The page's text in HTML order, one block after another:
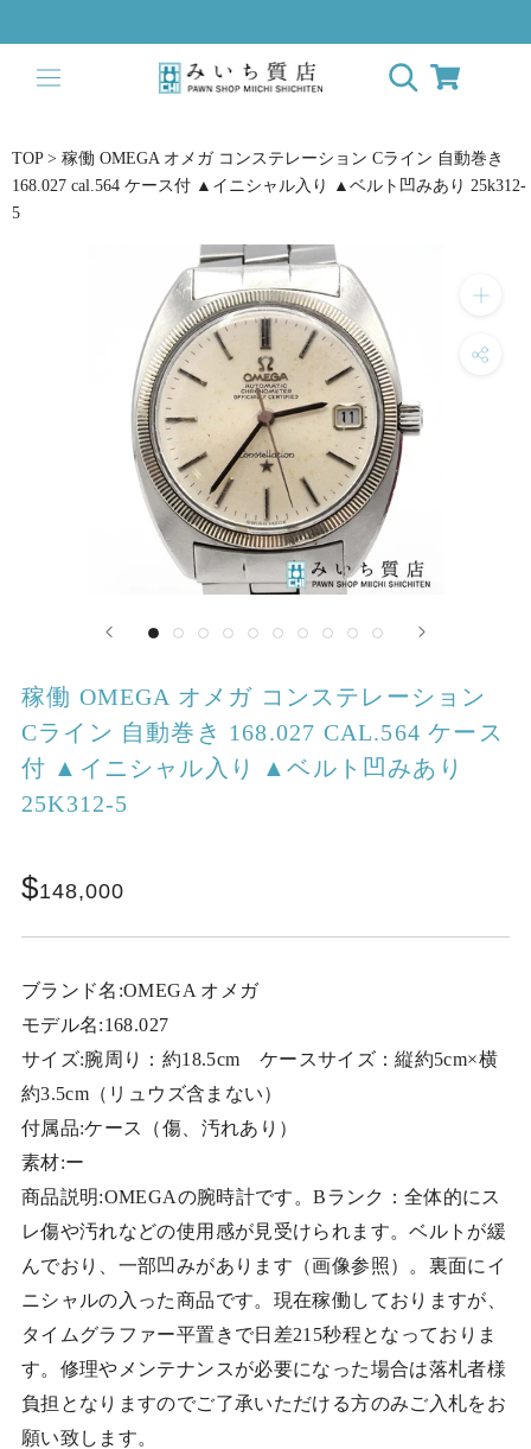
to
content
TOP > 稼働 OMEGA オメガ コンステレーション Cライン 自動巻き
168.027 cal.564 ケース付 ▲イニシャル入り ▲ベルト凹みあり 25k312-
5
稼働 OMEGA オメガ コンステレーション
Cライン 自動巻き 168.027 CAL.564 ケース
付 ▲イニシャル入り ▲ベルト凹みあり
25K312-5
148,000
ブランド名:OMEGA オメガ
モデル名:168.027
サイズ:腕周り：約18.5cm ケースサイズ：縦約5cm×横
約3.5cm（リュウズ含まない）
付属品:ケース（傷、汚れあり）
素材:ー
商品説明:OMEGAの腕時計です。Bランク：全体的にス
レ傷や汚れなどの使用感が見受けられます。ベルトが緩
んでおり、一部凹みがあります（画像参照）。裏面にイ
ニシャルの入った商品です。現在稼働しておりますが、
タイムグラファー平置きで日差215秒程となっておりま
す。修理やメンテナンスが必要になった場合は落札者様
負担となりますのでご了承いただける方のみご入札をお
願い致します。